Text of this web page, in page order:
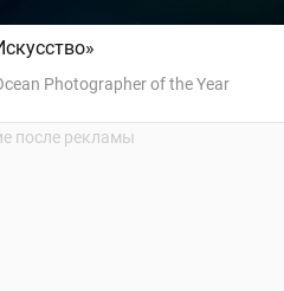
Photographer of the Year